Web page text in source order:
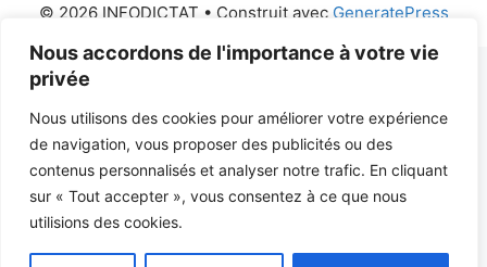
Nous accordons de l'importance à votre vie
privée
Nous utilisons des cookies pour améliorer votre expérience
de navigation, vous proposer des publicités ou des
contenus personnalisés et analyser notre trafic. En cliquant
sur « Tout accepter », vous consentez à ce que nous
utilisions des cookies.
© 2026 INFODICTAT • Construit avec GeneratePress